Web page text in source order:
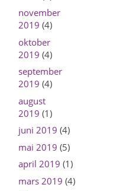
november
2019 (4)
oktober
2019 (4)
september
2019 (4)
august
2019 (1)
juni 2019 (4)
mai 2019 (5)
april 2019 (1)
mars 2019 (4)